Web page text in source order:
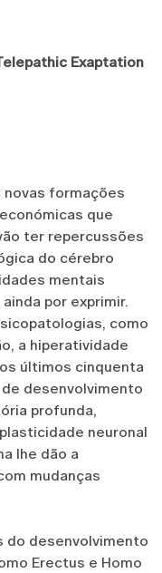
Exaptation
novas formações
que
ter repercussões
do cérebro
mentais
por exprimir.
como
a hiperatividade
últimos cinquenta
desenvolvimento
profunda,
neuronal
lhe dão a
mudanças
do desenvolvimento
Erectus e Homo